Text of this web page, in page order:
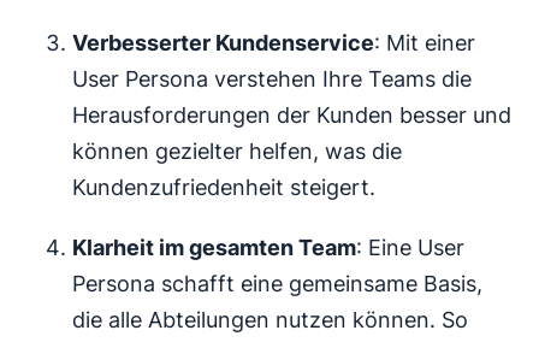
Verbesserter Kundenservice: Mit einer
User Persona verstehen Ihre Teams die
Herausforderungen der Kunden besser und
können gezielter helfen, was die
Kundenzufriedenheit steigert.
Klarheit im gesamten Team: Eine User
Persona schafft eine gemeinsame Basis,
die alle Abteilungen nutzen können. So